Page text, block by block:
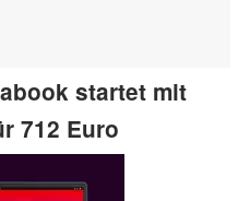
startet mit
712 Euro